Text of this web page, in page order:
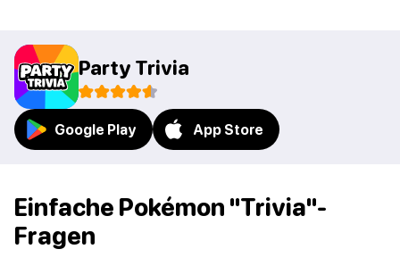
Party Trivia
Google Play App Store
Einfache Pokémon "Trivia"-
Fragen